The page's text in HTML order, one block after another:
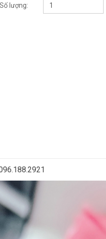
Số lượng: